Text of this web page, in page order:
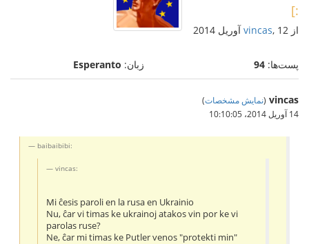
:]
از vincas, 12 آوریل 2014
پست‌ها: 94 زبان: Esperanto
vincas
(نمایش مشخصات)
14 آوریل 2014،‏ 10:10:05
baibaibibi:
vincas:
Mi ĉesis paroli en la rusa en Ukrainio
Nu, ĉar vi timas ke ukrainoj atakos vin por ke vi
parolas ruse?
Ne, ĉar mi timas ke Putler venos "protekti min"